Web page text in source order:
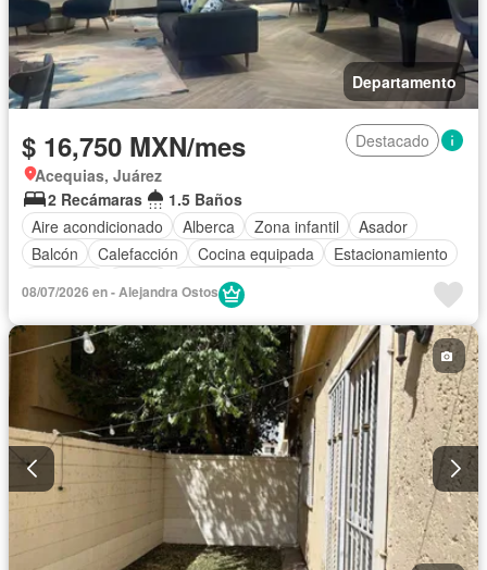
Departamento
$ 16,750 MXN/mes
Destacado
Acequias, Juárez
2 Recámaras
1.5 Baños
Aire acondicionado
Alberca Zona infantil
Asador
Balcón
Calefacción Cocina equipada
Estacionamiento
Sala polivalente
08/07/2026 en - Alejandra Ostos